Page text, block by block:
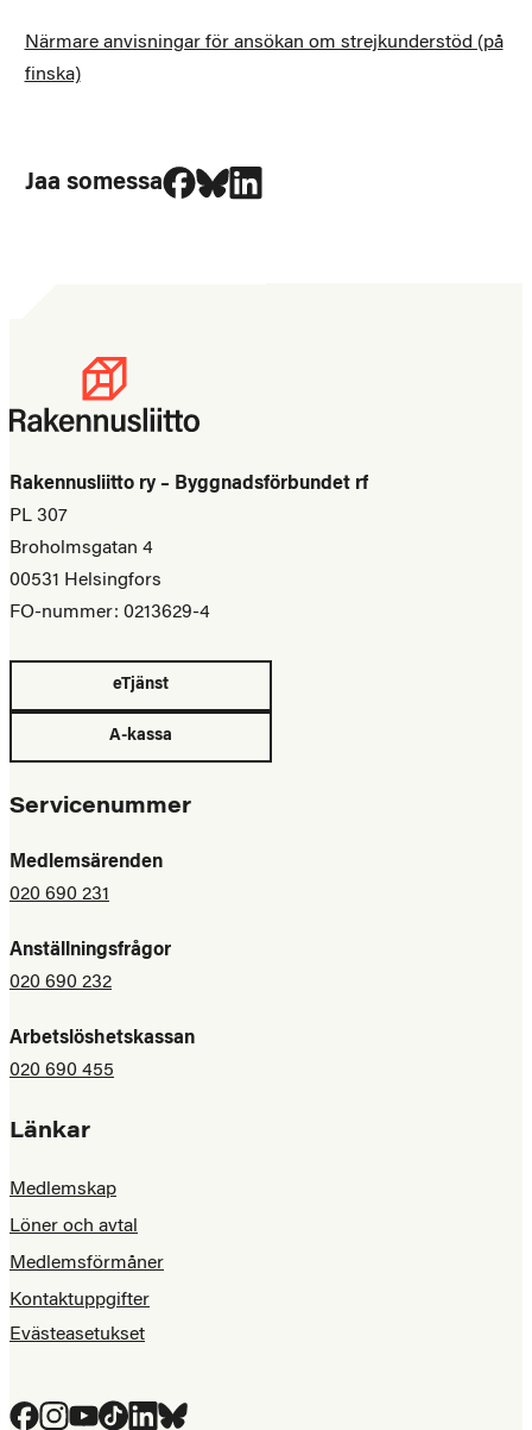
Närmare anvisningar för ansökan om strejkunderstöd (på
finska)
Jaa somessa
Jaa Facebookissa
Jaa Blueskyssa
Jaa LinkedIn:ssä
Rakennusliitto ry – Byggnadsförbundet rf
PL 307
Broholmsgatan 4
00531 Helsingfors
FO-nummer: 0213629-4
eTjänst
A-kassa
Servicenummer
Medlemsärenden
020 690 231
Anställningsfrågor
020 690 232
Arbetslöshetskassan
020 690 455
Länkar
Medlemskap
Löner och avtal
Medlemsförmåner
Kontaktuppgifter
Evästeasetukset
Facebook
Instagram
YouTube
TiktokLinkedIn
Bluesky